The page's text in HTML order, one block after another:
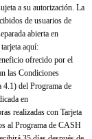
a su autorización. La
de usuarios de
abierta en
aquí:
ofrecido por el
las Condiciones
4.1) del Programa de
en
realizadas con Tarjeta
al Programa de CASH